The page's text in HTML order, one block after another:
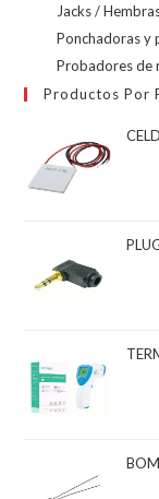
Jacks /
Ponchadoras y
Probadores de
Productos Por